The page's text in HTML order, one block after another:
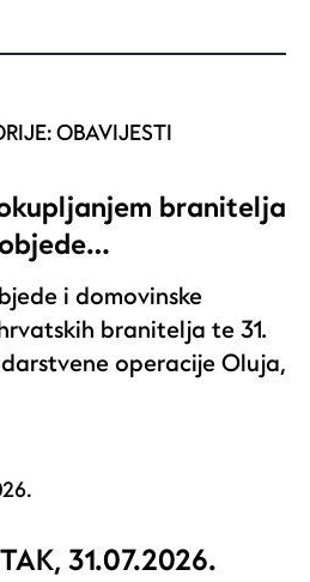
OBAVIJESTI
branitelja
i domovinske
branitelja te 31.
operacije Oluja,
31.07.2026.